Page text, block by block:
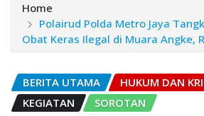
Home
Polairud Polda Metro Jaya
Obat Keras Ilegal di Muara Angke,
BERITA UTAMA
HUKUM DAN
KEGIATAN
SOROTAN